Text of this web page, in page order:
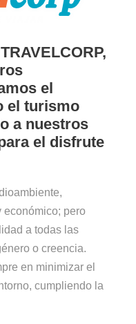
el
el turismo
a nuestros
el disfrute
económico; pero
a todas las
o creencia.
en minimizar el
cumpliendo la